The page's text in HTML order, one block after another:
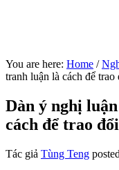
You are here: Home /
tranh luận là cách để
Dàn ý nghị
cách để trao
Tác giả Tùng Teng posted